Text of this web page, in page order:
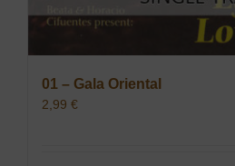
01 – Gala Oriental
2,99 €